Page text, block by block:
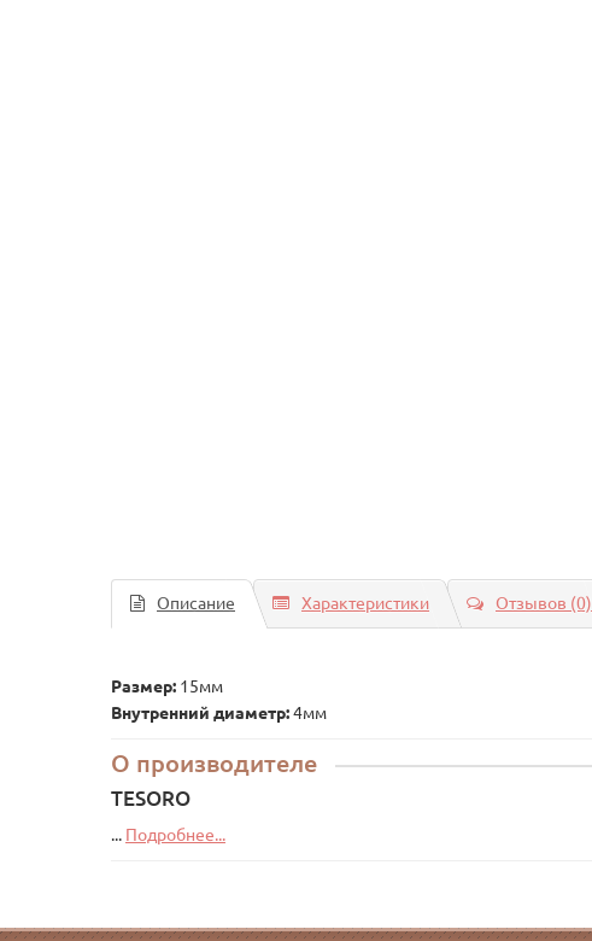
Описание Характеристики Отзывов (0)
Размер: 15мм
Внутренний диаметр:4мм
О производителе
TESORO
... Подробнее...